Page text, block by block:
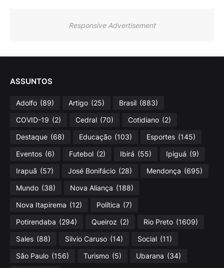
Responsive Advertisement
ASSUNTOS
Adolfo (89) Artigo (25) Brasil (883)
COVID-19 (2) Cedral (70) Cotidiano (2)
Destaque (68) Educação (103) Esportes (145)
Eventos (6) Futebol (2) Ibirá (55) Ipiguá (9)
Irapuã (57) José Bonifácio (28) Mendonça (695)
Mundo (38) Nova Aliança (188)
Nova Itapirema (12) Política (7)
Potirendaba (294) Queiroz (2) Rio Preto (1609)
Sales (88) Silvio Caruso (14) Social (11)
São Paulo (156) Turismo (5) Ubarana (34)